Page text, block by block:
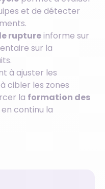
et de détecter
ruptureinforme sur
sur la
à ajuster les
cibler les zones
la formation des
continu la